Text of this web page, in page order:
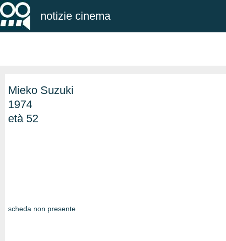
notizie cinema
Mieko Suzuki
1974
età 52
scheda non presente